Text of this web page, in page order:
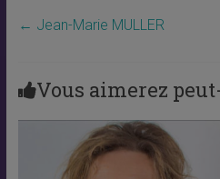
← Jean-Marie MULLER
Vous aimerez